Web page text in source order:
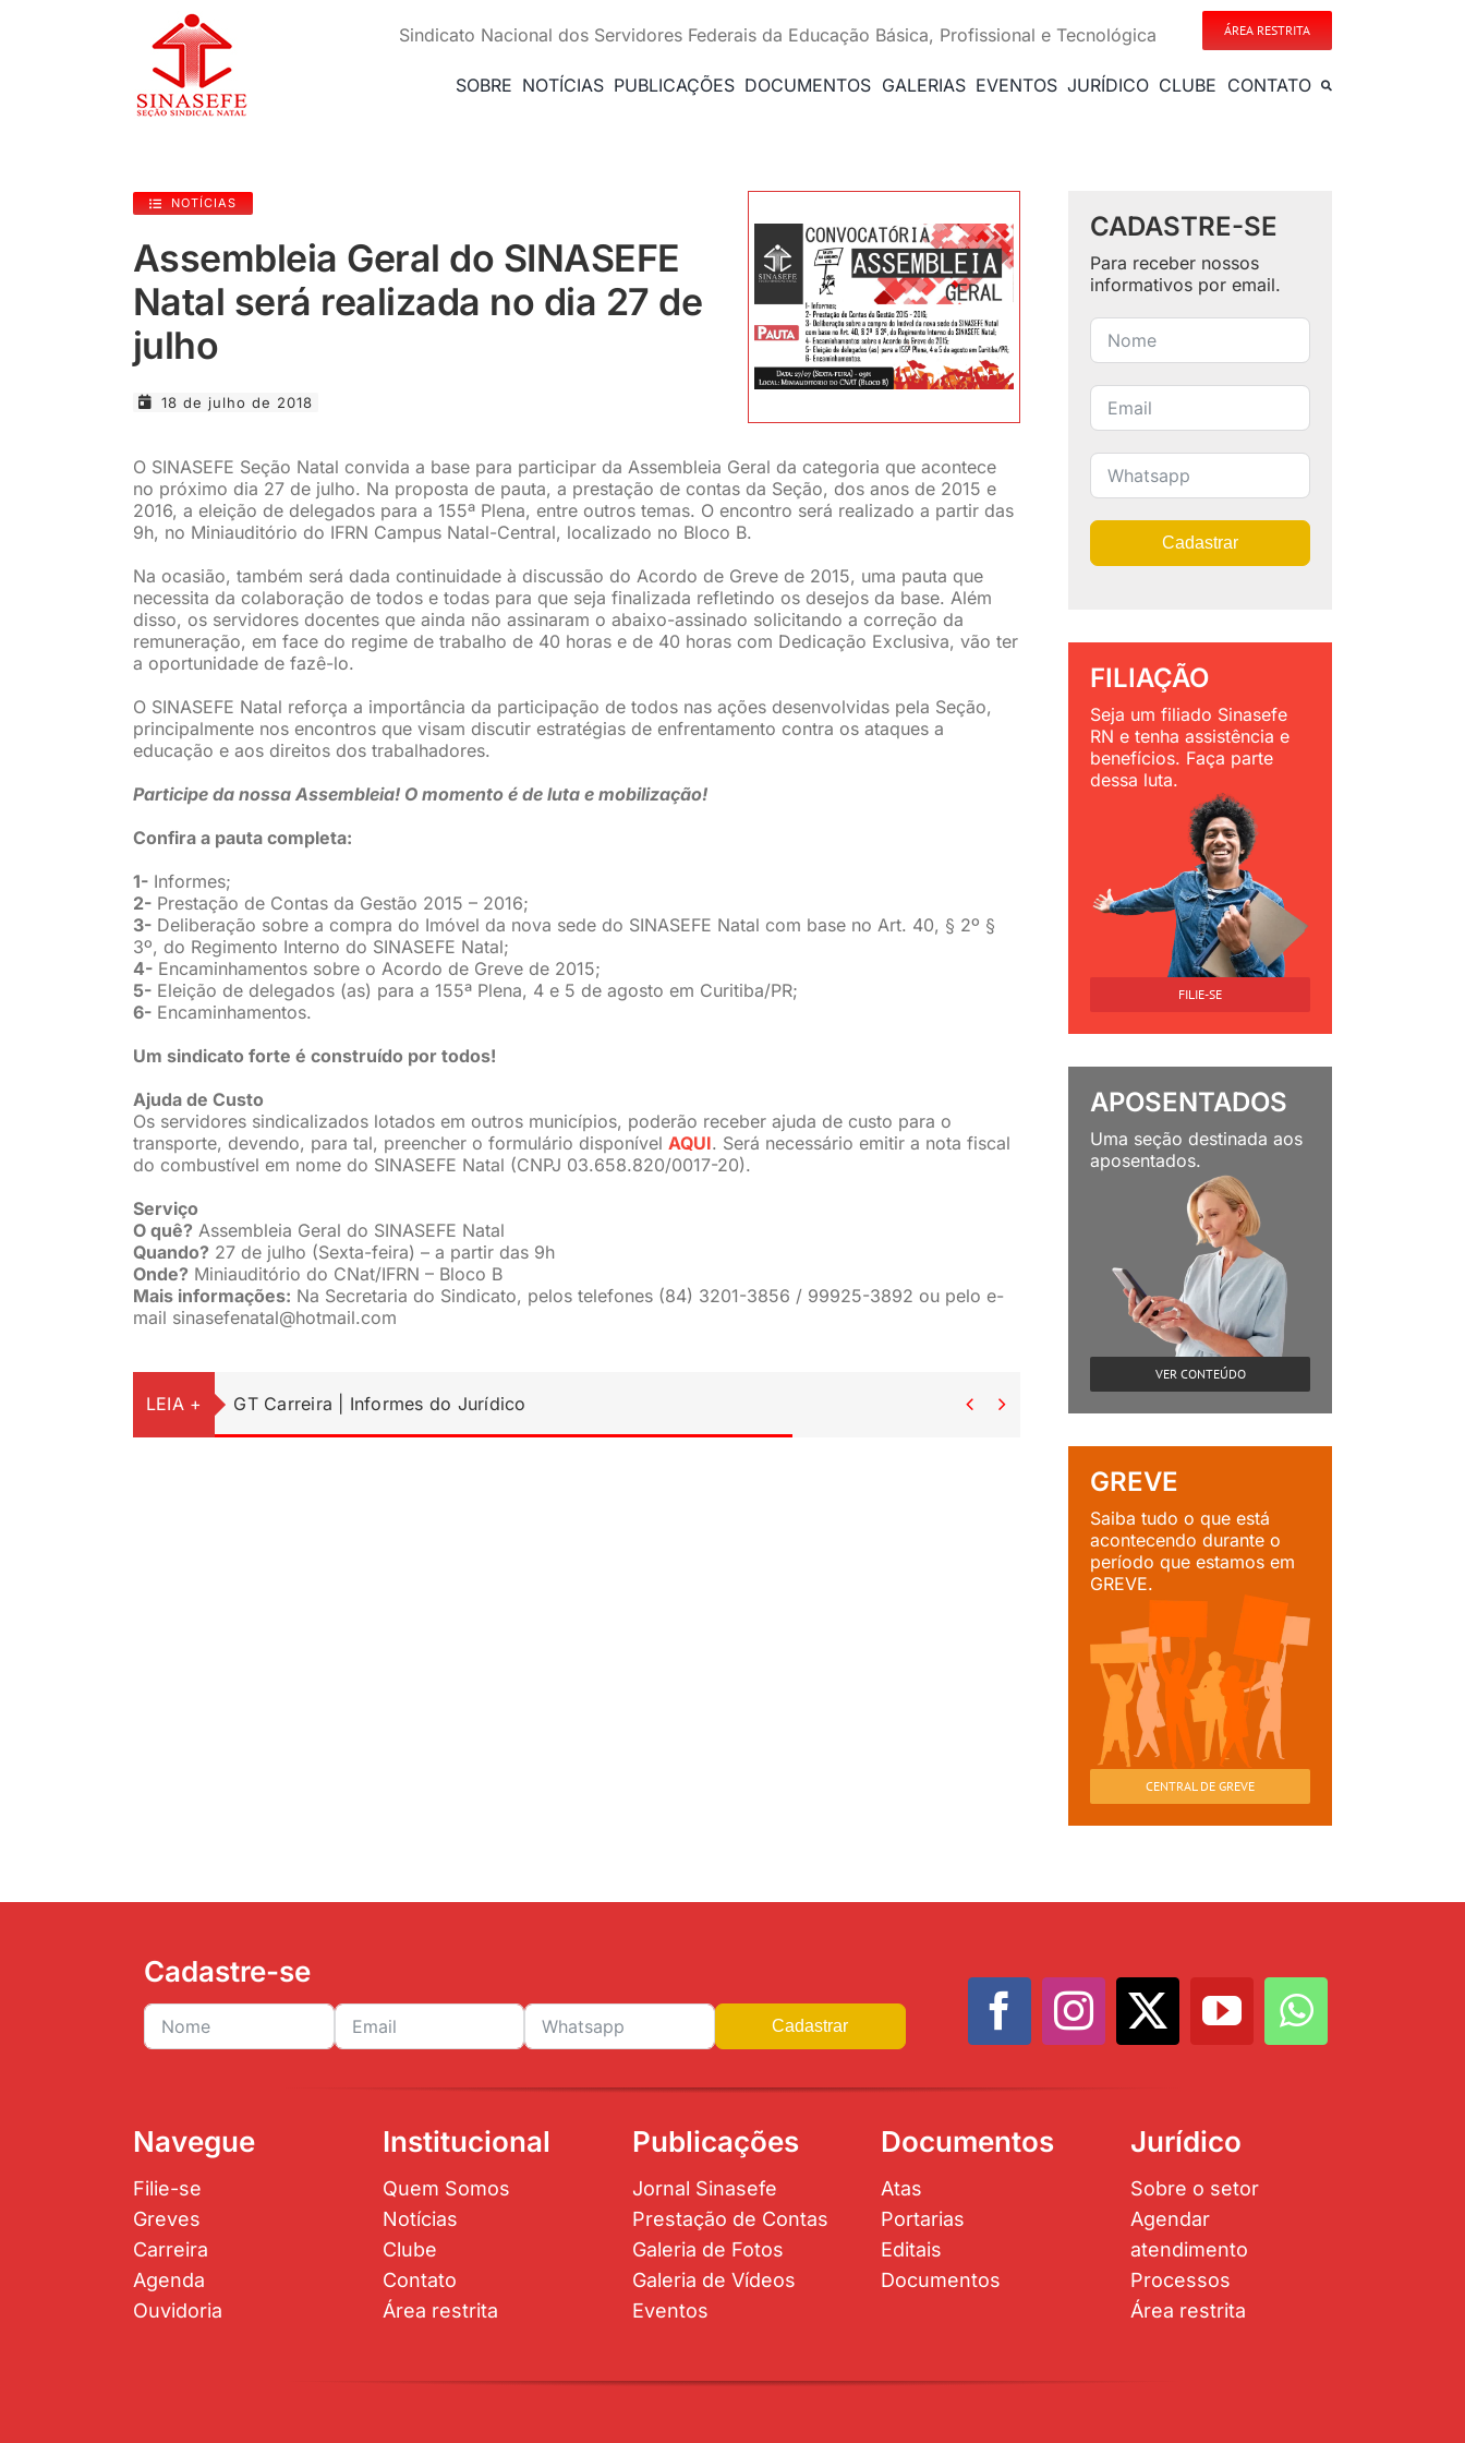
Sindicato Nacional dos Servidores Federais da Educação Básica, Profissional e Tecnológica ÁREA RESTRITA
SOBRE NOTÍCIAS PUBLICAÇÕES DOCUMENTOS GALERIAS EVENTOS JURÍDICO CLUBE CONTATO
NOTÍCIAS
Assembleia Geral do SINASEFE
Natal será realizada no dia 27 de
julho
18 de julho de 2018
O SINASEFE Seção Natal convida a base para participar da Assembleia Geral da categoria que acontece
no próximo dia 27 de julho. Na proposta de pauta, a prestação de contas da Seção, dos anos de 2015 e
2016, a eleição de delegados para a 155ª Plena, entre outros temas. O encontro será realizado a partir das
9h, no Miniauditório do IFRN Campus Natal-Central, localizado no Bloco B.
Na ocasião, também será dada continuidade à discussão do Acordo de Greve de 2015, uma pauta que
necessita da colaboração de todos e todas para que seja finalizada refletindo os desejos da base. Além
disso, os servidores docentes que ainda não assinaram o abaixo-assinado solicitando a correção da
remuneração, em face do regime de trabalho de 40 horas e de 40 horas com Dedicação Exclusiva, vão ter
a oportunidade de fazê-lo.
O SINASEFE Natal reforça a importância da participação de todos nas ações desenvolvidas pela Seção,
principalmente nos encontros que visam discutir estratégias de enfrentamento contra os ataques a
educação e aos direitos dos trabalhadores.
Participe da nossa Assembleia! O momento é de luta e mobilização!
Confira a pauta completa:
1-Informes;
2-Prestação de Contas da Gestão 2015 – 2016;
3-Deliberação sobre a compra do Imóvel da nova sede do SINASEFE Natal com base no Art. 40, § 2º §
3º, do Regimento Interno do SINASEFE Natal;
4-Encaminhamentos sobre o Acordo de Greve de 2015;
5-Eleição de delegados (as) para a 155ª Plena, 4 e 5 de agosto em Curitiba/PR;
6-Encaminhamentos.
Um sindicato forte é construído por todos!
Ajuda de Custo
Os servidores sindicalizados lotados em outros municípios, poderão receber ajuda de custo para o
transporte, devendo, para tal, preencher o formulário disponível AQUI. Será necessário emitir a nota fiscal
do combustível em nome do SINASEFE Natal (CNPJ 03.658.820/0017-20).
Serviço
O quê? Assembleia Geral do SINASEFE Natal
Quando? 27 de julho (Sexta-feira) – a partir das 9h
Onde? Miniauditório do CNat/IFRN – Bloco B
Mais informações: Na Secretaria do Sindicato, pelos telefones (84) 3201-3856 / 99925-3892 ou pelo e-
mail sinasefenatal@hotmail.com
LEIA + GT Carreira | Informes do Jurídico  
CADASTRE-SE
Para receber nossos
informativos por email.
Cadastrar
FILIAÇÃO
Seja um filiado Sinasefe
RN e tenha assistência e
benefícios. Faça parte
dessa luta.
FILIE-SE
APOSENTADOS
Uma seção destinada aos
aposentados.
VER CONTEÚDO
GREVE
Saiba tudo o que está
acontecendo durante o
período que estamos em
GREVE.
CENTRAL DE GREVE
Cadastre-se
Cadastrar
Navegue
Filie-se
Greves
Carreira
Agenda
Ouvidoria
Institucional
Quem Somos
Notícias
Clube
Contato
Área restrita
Publicações
Jornal Sinasefe
Prestação de Contas
Galeria de Fotos
Galeria de Vídeos
Eventos
Documentos
Atas
Portarias
Editais
Documentos
Jurídico
Sobre o setor
Agendar
atendimento
Processos
Área restrita